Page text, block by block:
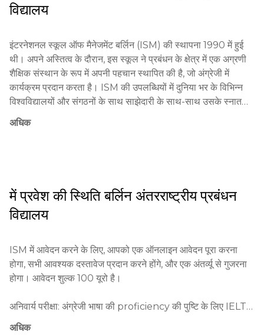
विद्यालय
इंटरनेशनल स्कूल ऑफ मैनेजमेंट बर्लिन (ISM) की स्थापना 1990 में हुई
थी। अपने अस्तित्व के दौरान, इस स्कूल ने प्रबंधन के क्षेत्र में एक अग्रणी
शैक्षिक संस्थान के रूप में अपनी पहचान स्थापित की है, जो अंग्रेजी में
कार्यक्रम प्रदान करता है। ISM की उपलब्धियों में दुनिया भर के विभिन्न
विश्वविद्यालयों और संगठनों के साथ साझेदारी के साथ-साथ उसके स्नातकों
के सफल रोजगार शामिल हैं।
हैं।
ISM क्षेत्र के शैक्षिक प्रणाली में महत्वपूर्ण योगदान देता है, श्रम बाजार की
नियोक्ताओं के बीच उच्च रैंकिंग और मान्यता प्राप्त है।
ISM के मुख्य लक्ष्य हैं आलोचनात्मक सोच का विकास, व्यावहारिक कौशल
विकसित करना, और छात्रों को अंतर्राष्ट्रीय वातावरण में सफल करियर के
लिए तैयार करना।
अधिक
में प्रवेश की स्थिति बर्लिन अंतरराष्ट्रीय प्रबंधन
विद्यालय
ISM में आवेदन करने के लिए, आपको एक ऑनलाइन आवेदन पूरा करना
होगा, सभी आवश्यक दस्तावेज प्रदान करने होंगे, और एक अंतर्व्यू से गुजरना
होगा। आवेदन शुल्क 100 यूरो है।
अनिवार्य परीक्षा: अंग्रेजी भाषा की proficiency की पुष्टि के लिए IELTS
या TOEFL।
अधिक